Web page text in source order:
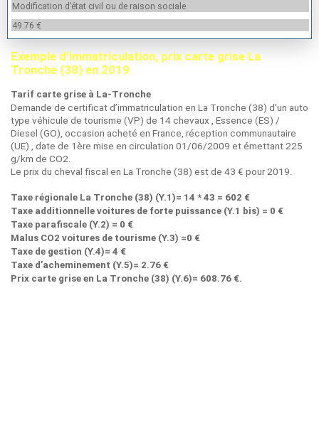
Modification d’état civil ou de raison sociale
49.76 €
Exemple d’immatriculation, prix carte grise La
Tronche (38) en 2019
Tarif carte grise à La-Tronche
Demande de certificat d’immatriculation en La Tronche (38) d’un auto
type véhicule de tourisme (VP) de 14 chevaux , Essence (ES) /
Diesel (GO), occasion acheté en France, réception communautaire
(UE) , date de 1ère mise en circulation 01/06/2009 et émettant 225
g/km de CO2.
Le prix du cheval fiscal en La Tronche (38) est de 43 € pour 2019.
Taxe régionale La Tronche (38) (Y.1)= 14 * 43 = 602 €
Taxe additionnelle voitures de forte puissance (Y.1 bis) = 0 €
Taxe parafiscale (Y.2) = 0 €
Malus CO2 voitures de tourisme (Y.3) =0 €
Taxe de gestion (Y.4)= 4 €
Taxe d’acheminement (Y.5)= 2.76 €
Prix carte grise en La Tronche (38) (Y.6)= 608.76 €.